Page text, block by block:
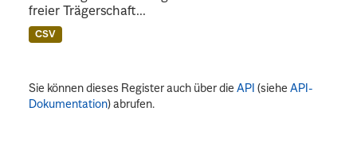
freier Trägerschaft...
CSV
Sie können dieses Register auch über dieAPI (sieheAPI-
Dokumentation) abrufen.